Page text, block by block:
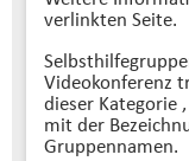
verlinkten Seite.
Videokonferenz
dieser Kategorie
mit der
Gruppennamen.